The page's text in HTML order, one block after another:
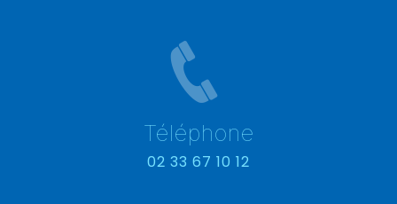
Téléphone
02 33 67 10 12